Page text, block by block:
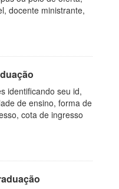
docente ministrante,
identificando seu id,
de ensino, forma de
cota de ingresso